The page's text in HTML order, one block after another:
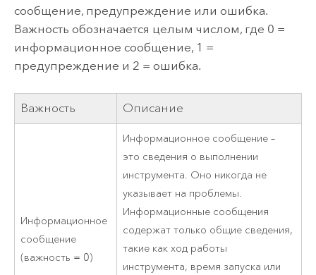
сообщение, предупреждение или ошибка.
Важность обозначается целым числом, где 0 =
информационное сообщение, 1 =
предупреждение и 2 = ошибка.
Важность Описание
Информационное
сообщение
(важность = 0)
Информационное сообщение –
это сведения о выполнении
инструмента. Оно никогда не
указывает на проблемы.
Информационные сообщения
содержат только общие сведения,
такие как ход работы
инструмента, время запуска или